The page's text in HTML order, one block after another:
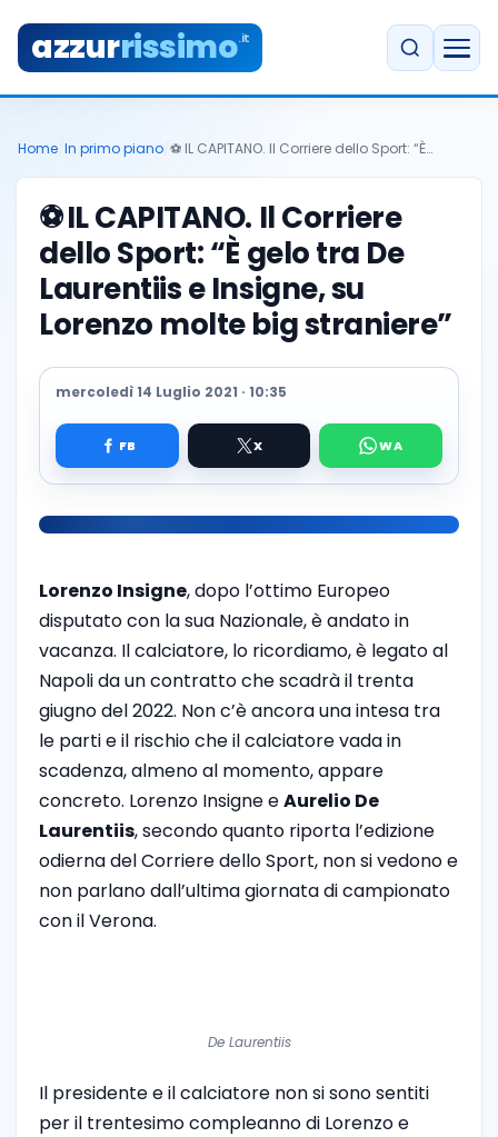
azzurrissimo.it
Home In primo piano ⚽️ IL CAPITANO. Il Corriere dello Sport: “È…
⚽️IL CAPITANO. Il Corriere
dello Sport: “È gelo tra De
Laurentiis e Insigne, su
Lorenzo molte big straniere”
mercoledì 14 Luglio 2021 · 10:35
Lorenzo Insigne, dopo l’ottimo Europeo
disputato con la sua Nazionale, è andato in
vacanza. Il calciatore, lo ricordiamo, è legato al
Napoli da un contratto che scadrà il trenta
giugno del 2022. Non c’è ancora una intesa tra
le parti e il rischio che il calciatore vada in
scadenza, almeno al momento, appare
concreto. Lorenzo Insigne eAurelio De
Laurentiis, secondo quanto riporta l’edizione
odierna del Corriere dello Sport, non si vedono e
non parlano dall’ultima giornata di campionato
con il Verona.
De Laurentiis
Il presidente e il calciatore non si sono sentiti
per il trentesimo compleanno di Lorenzo e